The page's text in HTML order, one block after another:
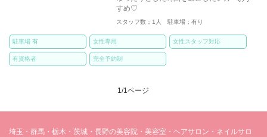
すめ♡
スタッフ数；1人 駐車場；有り
駐車場 有 女性専用 女性スタッフ対応
有資格者 完全予約制
1/1ページ
埼玉・群馬・栃木・茨城・長野の美容院・美容室・ヘアサロン・ネイルサロ